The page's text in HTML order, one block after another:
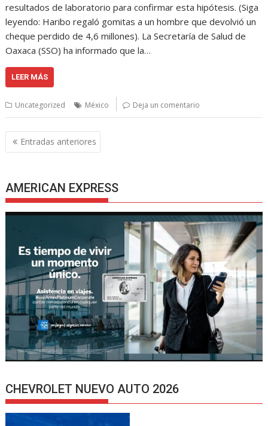
resultados de laboratorio para confirmar esta hipótesis. (Siga
leyendo: Haribo regaló gomitas a un hombre que devolvió un
cheque perdido de 4,6 millones). La Secretaría de Salud de
Oaxaca (SSO) ha informado que la…
LEER MÁS
Uncategorized México Deja un comentario
Navegación
de
Entradas anteriores
AMERICAN EXPRESS
CHEVROLET NUEVO AUTO 2026